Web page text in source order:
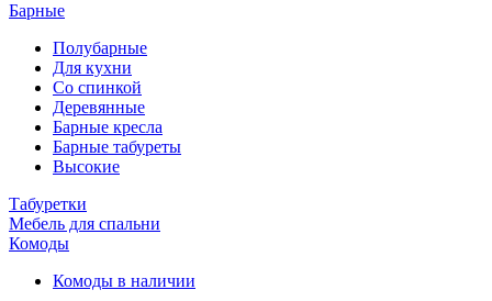
Барные
Полубарные
Для кухни
Со спинкой
Деревянные
Барные кресла
Барные табуреты
Высокие
Табуретки
Мебель для спальни
Комоды
Комоды в наличии